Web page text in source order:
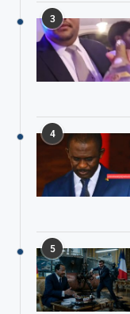
3
4
5